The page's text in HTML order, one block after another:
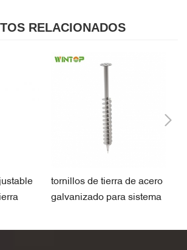
RELACIONADOS
tornillos de tierra de acero
galvanizado para sistema